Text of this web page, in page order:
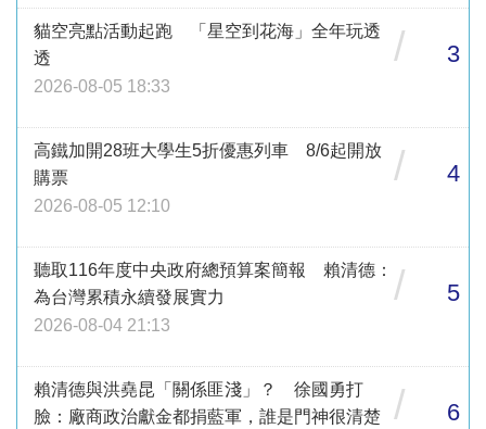
貓空亮點活動起跑 「星空到花海」全年玩透
透
2026-08-05 18:33
/ 3
高鐵加開28班大學生5折優惠列車 8/6起開放
購票
2026-08-05 12:10
/ 4
聽取116年度中央政府總預算案簡報 賴清德：
為台灣累積永續發展實力
2026-08-04 21:13
/ 5
賴清德與洪堯昆「關係匪淺」？ 徐國勇打
臉：廠商政治獻金都捐藍軍，誰是門神很清楚
/ 6